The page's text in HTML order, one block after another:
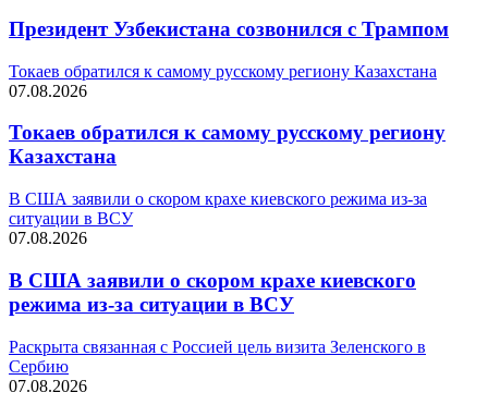
Президент Узбекистана созвонился с Трампом
Токаев обратился к самому русскому региону Казахстана
07.08.2026
Токаев обратился к самому русскому региону
Казахстана
В США заявили о скором крахе киевского режима из-за
ситуации в ВСУ
07.08.2026
В США заявили о скором крахе киевского
режима из-за ситуации в ВСУ
Раскрыта связанная с Россией цель визита Зеленского в
Сербию
07.08.2026